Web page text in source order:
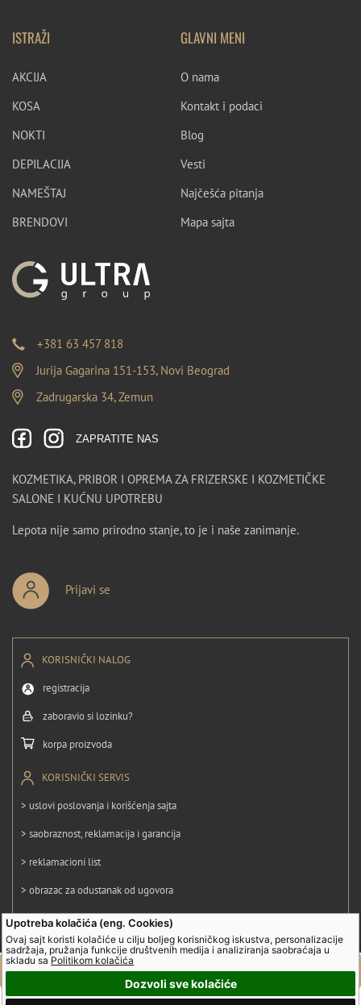
Upotreba kolačića (eng. Cookies)
Ovaj sajt koristi kolačiće u cilju boljeg korisničkog iskustva, personalizacije
sadržaja, pružanja funkcije društvenih medija i analiziranja saobraćaja u
skladu sa Politikom kolačića
Dozvoli sve kolačiće
ISTRAŽI
AKCIJA
KOSA
NOKTI
DEPILACIJA
NAMEŠTAJ
BRENDOVI
GLAVNI MENI
O nama
Kontakt i podaci
Blog
Vesti
Najčešća pitanja
Mapa sajta
+381 63 457 818
Jurija Gagarina 151-153, Novi Beograd
Zadrugarska 34, Zemun
ZAPRATITE NAS
KOZMETIKA, PRIBOR I OPREMA ZA FRIZERSKE I KOZMETIČKE
SALONE I KUĆNU UPOTREBU
Lepota nije samo prirodno stanje, to je i naše zanimanje.
Prijavi se
KORISNIČKI NALOG
registracija
zaboravio si lozinku?
korpa proizvoda
KORISNIČKI SERVIS
> uslovi poslovanja i korišćenja sajta
> saobraznost, reklamacija i garancija
> reklamacioni list
> obrazac za odustanak od ugovora
> politika privatnosti
> politika kolačića